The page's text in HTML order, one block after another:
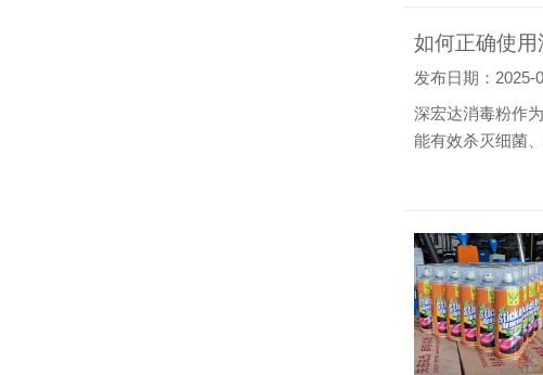
如何正确使
发布日期：2025-
深宏达消毒粉作
能有效杀灭细菌